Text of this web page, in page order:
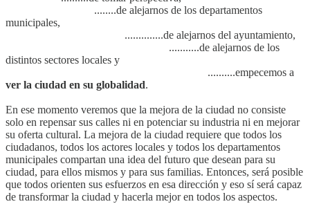
........de alejarnos de los departamentos
municipales,
..............de alejarnos del ayuntamiento,
...........de alejarnos de los
distintos sectores locales y
..........empecemos a
ver la ciudad en su globalidad.
En ese momento veremos que la mejora de la ciudad no consiste
solo en repensar sus calles ni en potenciar su industria ni en mejorar
su oferta cultural. La mejora de la ciudad requiere que todos los
ciudadanos, todos los actores locales y todos los departamentos
municipales compartan una idea del futuro que desean para su
ciudad, para ellos mismos y para sus familias. Entonces, será posible
que todos orienten sus esfuerzos en esa dirección y eso sí será capaz
de transformar la ciudad y hacerla mejor en todos los aspectos.